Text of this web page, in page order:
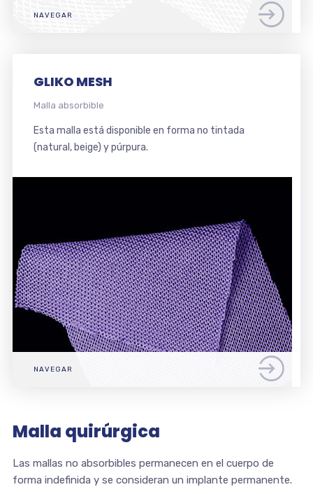
NAVEGAR
GLIKO MESH
Malla absorbible
Esta malla está disponible en forma no tintada
(natural, beige) y púrpura.
NAVEGAR
Malla quirúrgica
Las mallas no absorbibles permanecen en el cuerpo de
forma indefinida y se consideran un implante permanente.